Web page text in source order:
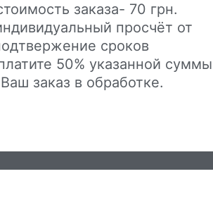
заказа- 70 грн.
просчёт от
сроков
50% указанной
заказ в обработке.